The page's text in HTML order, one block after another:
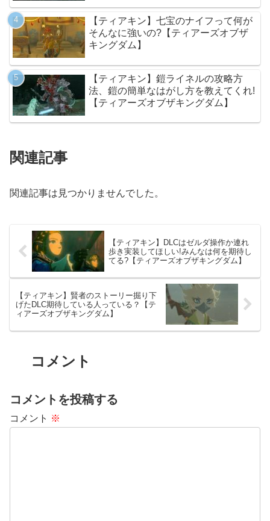
【ティアキン】七宝のナイフって何が
そんなに強いの?【ティアーズオブザ
キングダム】
【ティアキン】鎧ライネルの攻略方
法、鎧の簡単なはがし方を教えてくれ!
【ティアーズオブザキングダム】
関連記事
関連記事は見つかりませんでした。
【ティアキン】DLCはゼルダ操作か連れ
歩き実装してほしい!みんなは何を期待し
てる?【ティアーズオブザキングダム】
【ティアキン】賢者のストーリー掘り下
げたDLC期待している人っている？【テ
ィアーズオブザキングダム】
コメント
コメントを投稿する
コメント ※